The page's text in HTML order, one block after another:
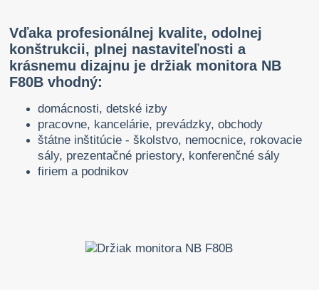
Vďaka profesionálnej kvalite, odolnej
konštrukcii, plnej nastaviteľnosti a
krásnemu dizajnu je držiak monitora NB
F80B vhodný:
domácnosti, detské izby
pracovne, kancelárie, prevádzky, obchody
štátne inštitúcie - školstvo, nemocnice, rokovacie
sály, prezentačné priestory, konferenčné sály
firiem a podnikov